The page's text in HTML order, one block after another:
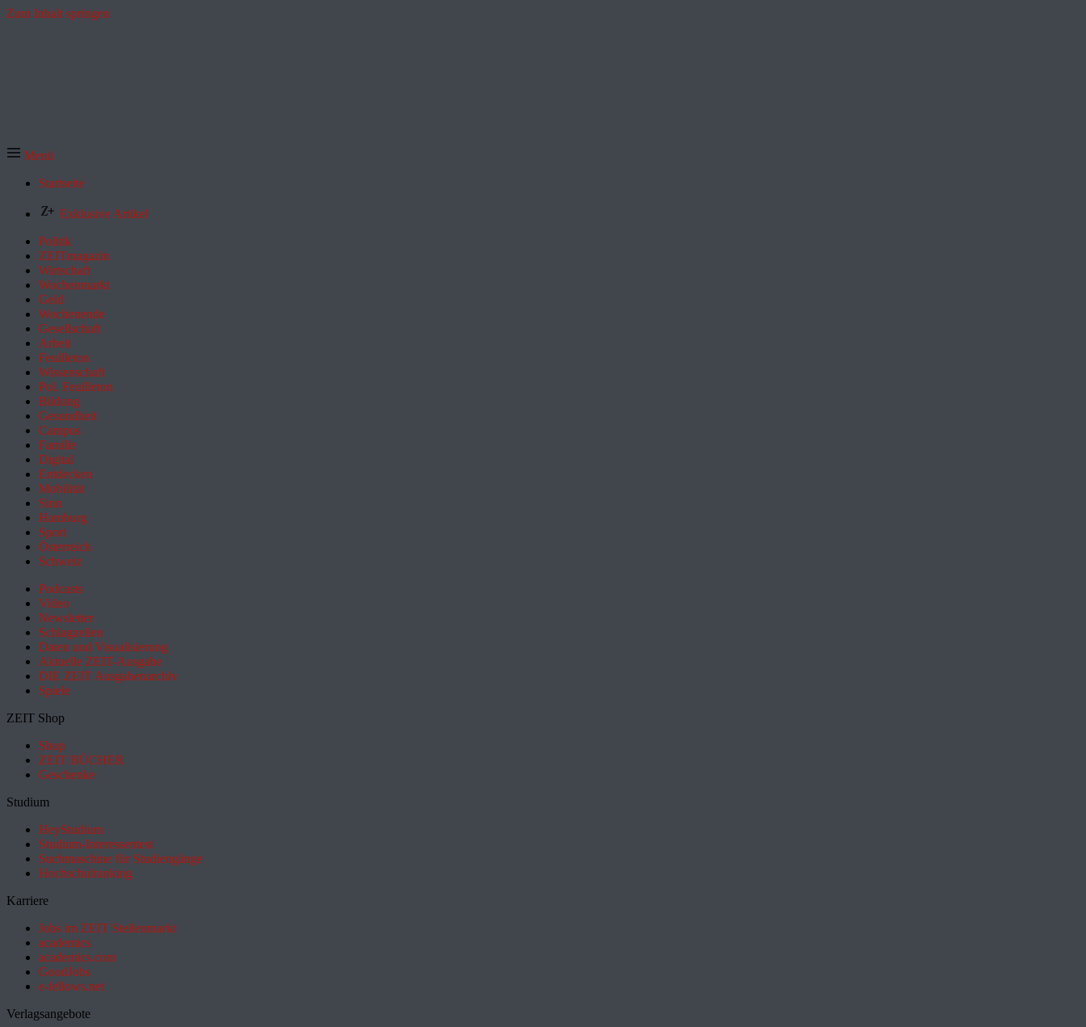
Zum Inhalt springen
Menü
Startseite
Exklusive Artikel
Politik
ZEITmagazin
Wirtschaft
Wochenmarkt
Geld
Wochenende
Gesellschaft
Arbeit
Feuilleton
Wissenschaft
Pol. Feuilleton
Bildung
Gesundheit
Campus
Familie
Digital
Entdecken
Mobilität
Sinn
Hamburg
Sport
Österreich
Schweiz
Podcasts
Video
Newsletter
Schlagzeilen
Daten und Visualisierung
Aktuelle ZEIT-Ausgabe
DIE ZEIT Ausgabenarchiv
Spiele
ZEIT Shop
Shop
ZEIT BÜCHER
Geschenke
Studium
HeyStudium
Studium-Interessentest
Suchmaschine für Studiengänge
Hochschulranking
Karriere
Jobs im ZEIT Stellenmarkt
academics
academics.com
GoodJobs
e-fellows.net
Verlagsangebote